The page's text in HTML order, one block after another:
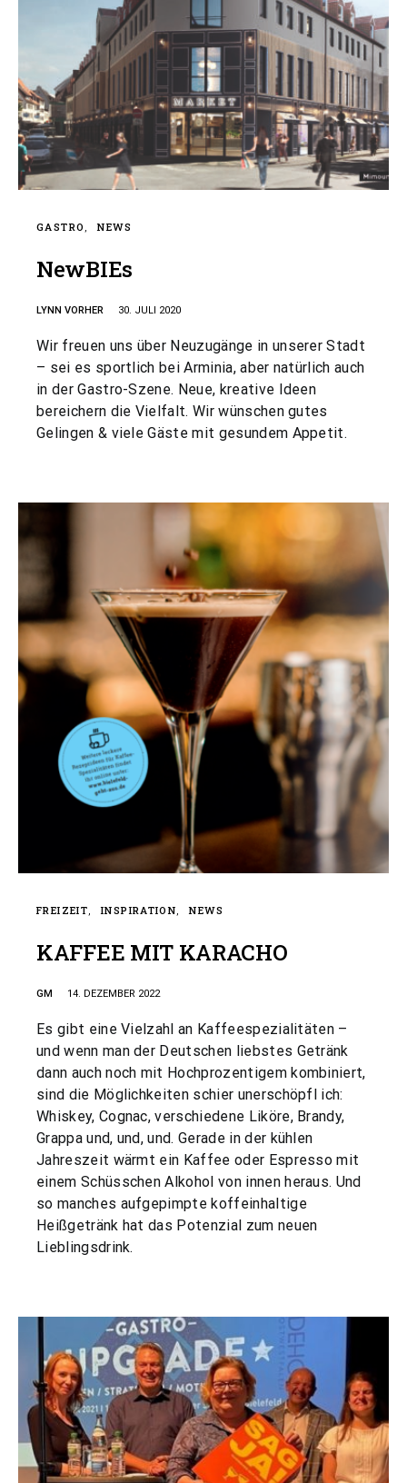
GASTRO NEWS
NewBIEs
LYNN VORHER 30. JULI 2020
Wir freuen uns über Neuzugänge in unserer Stadt
– sei es sportlich bei Arminia, aber natürlich auch
in der Gastro-Szene. Neue, kreative Ideen
bereichern die Vielfalt. Wir wünschen gutes
Gelingen & viele Gäste mit gesundem Appetit.
FREIZEIT INSPIRATION NEWS
KAFFEE MIT KARACHO
GM 14. DEZEMBER 2022
Es gibt eine Vielzahl an Kaffeespezialitäten –
und wenn man der Deutschen liebstes Getränk
dann auch noch mit Hochprozentigem kombiniert,
sind die Möglichkeiten schier unerschöpfl ich:
Whiskey, Cognac, verschiedene Liköre, Brandy,
Grappa und, und, und. Gerade in der kühlen
Jahreszeit wärmt ein Kaffee oder Espresso mit
einem Schüsschen Alkohol von innen heraus. Und
so manches aufgepimpte koffeinhaltige
Heißgetränk hat das Potenzial zum neuen
Lieblingsdrink.